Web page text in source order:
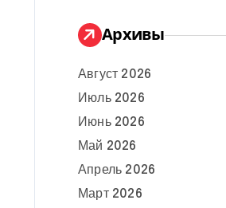
Архивы
Август 2026
Июль 2026
Июнь 2026
Май 2026
Апрель 2026
Март 2026